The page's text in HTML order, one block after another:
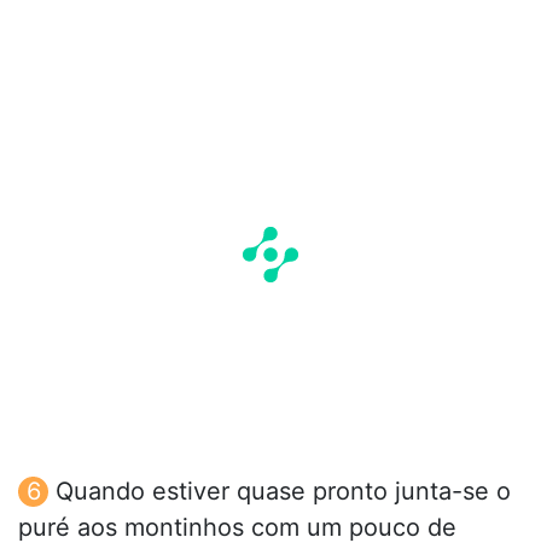
Quando estiver quase pronto junta-se o
puré aos montinhos com um pouco de